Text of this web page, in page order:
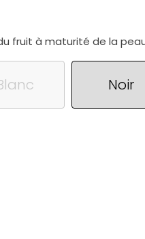
fruit à maturité de la
Noir